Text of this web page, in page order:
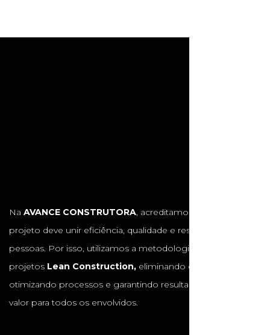
Na AVANCE CONSTRUTORA, acreditamos que cada
projeto deve unir eficiência, qualidade e respeito às
pessoas. Por isso, utilizamos a metodologia de gestão de
projetos Lean Construction, eliminando desperdícios,
otimizando processos e garantindo resultados com maior
valor para todos os envolvidos.